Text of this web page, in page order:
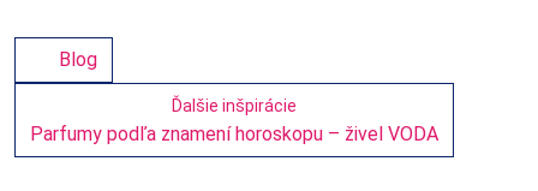
Blog
Ďalšie inšpirácie
Parfumy podľa znamení horoskopu – živel VODA